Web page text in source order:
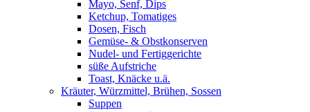
Mayo, Senf, Dips
Ketchup, Tomatiges
Dosen, Fisch
Gemüse- & Obstkonserven
Nudel- und Fertiggerichte
süße Aufstriche
Toast, Knäcke u.ä.
Kräuter, Würzmittel, Brühen, Sossen
Suppen